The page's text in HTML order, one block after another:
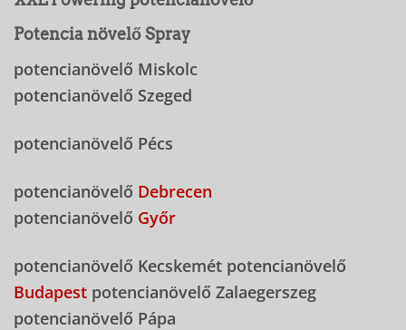
Potencia növelő Spray
potencianövelő Miskolc
potencianövelő Szeged
potencianövelő Pécs
potencianövelő Debrecen
potencianövelő Győr
potencianövelő Kecskemét potencianövelő
Budapest potencianövelő Zalaegerszeg
potencianövelő Pápa